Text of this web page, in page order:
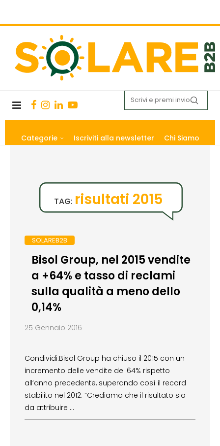
Categorie Iscriviti alla newsletter Chi Siamo
TAG: risultati 2015
SOLAREB2B
Bisol Group, nel 2015 vendite
a +64% e tasso di reclami
sulla qualità a meno dello
0,14%
25 Gennaio 2016
Condividi:Bisol Group ha chiuso il 2015 con un
incremento delle vendite del 64% rispetto
all’anno precedente, superando così il record
stabilito nel 2012. “Crediamo che il risultato sia
da attribuire …